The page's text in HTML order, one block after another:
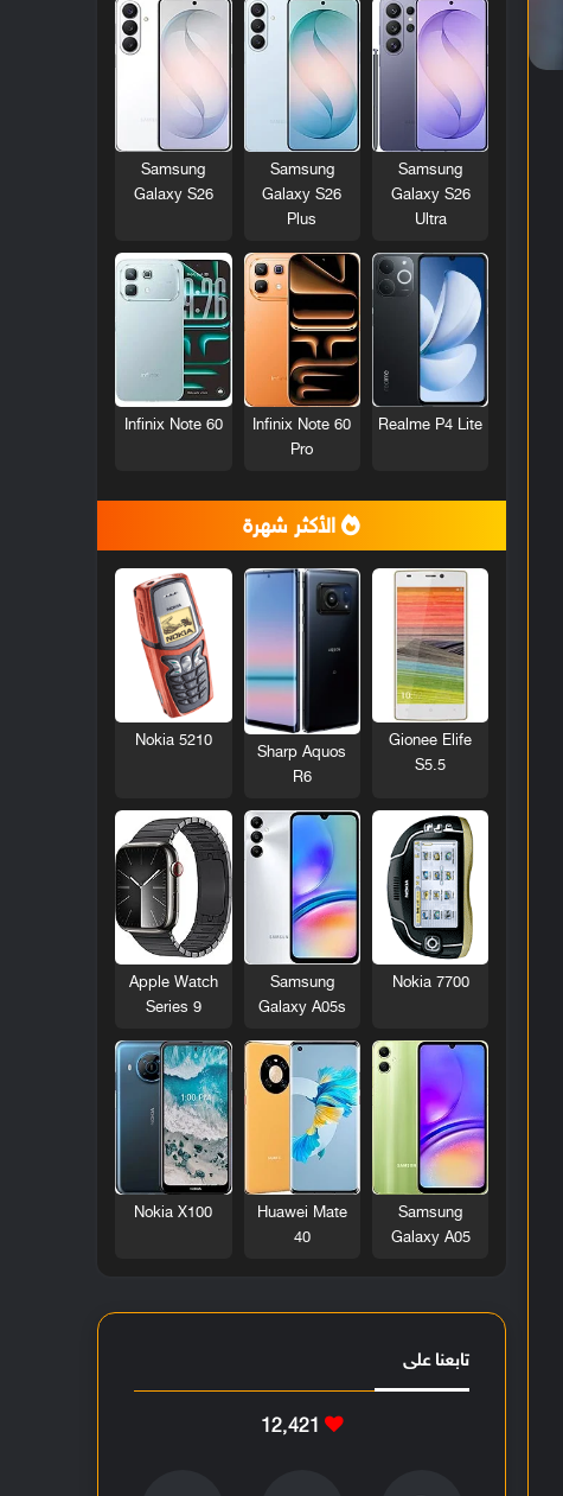
Samsung
Galaxy S26
Ultra
Samsung
Galaxy S26
Plus
Samsung
Galaxy S26
Realme P4 Lite
Infinix Note 60
Pro
Infinix Note 60
الأكثر شهرة
Gionee Elife
S5.5
Sharp Aquos
R6
Nokia 5210
Nokia 7700
Samsung
Galaxy A05s
Apple Watch
Series 9
Samsung
Galaxy A05
Huawei Mate
40
Nokia X100
تابعنا على
12٬421